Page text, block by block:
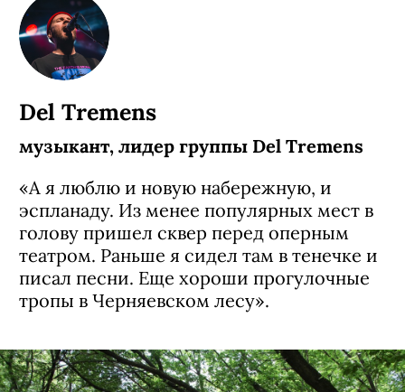
Del Tremens
музыкант, лидер группы Del Tremens
«А я люблю и новую набережную, и
эспланаду. Из менее популярных мест в
голову пришел сквер перед оперным
театром. Раньше я сидел там в тенечке и
писал песни. Еще хороши прогулочные
тропы в Черняевском лесу».